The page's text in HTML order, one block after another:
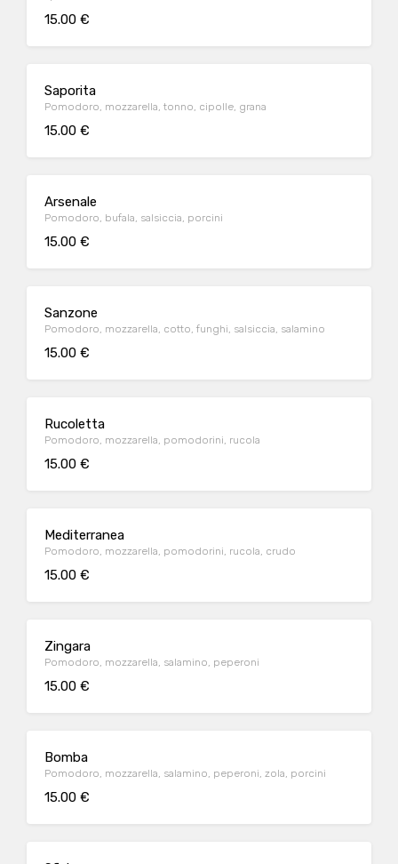
15.00 €
Saporita
Pomodoro, mozzarella, tonno, cipolle, grana
15.00 €
Arsenale
Pomodoro, bufala, salsiccia, porcini
15.00 €
Sanzone
Pomodoro, mozzarella, cotto, funghi, salsiccia, salamino
15.00 €
Rucoletta
Pomodoro, mozzarella, pomodorini, rucola
15.00 €
Mediterranea
Pomodoro, mozzarella, pomodorini, rucola, crudo
15.00 €
Zingara
Pomodoro, mozzarella, salamino, peperoni
15.00 €
Bomba
Pomodoro, mozzarella, salamino, peperoni, zola, porcini
15.00 €